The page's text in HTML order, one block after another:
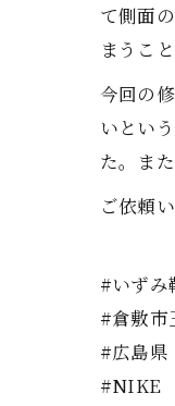
て側面
まうこ
今回の
いとい
た。ま
ご依頼
#いずみ
#倉敷市
#広島県
#NIKE